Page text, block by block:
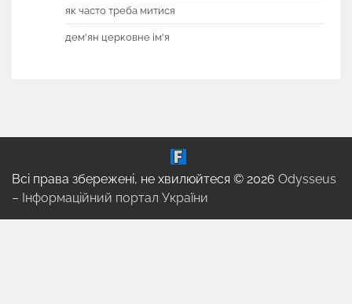
як часто треба митися
дем'ян церковне ім'я
Всі права збережені, не хвилюйтеся © 2026 Odysseus
– Інформаційний портал України